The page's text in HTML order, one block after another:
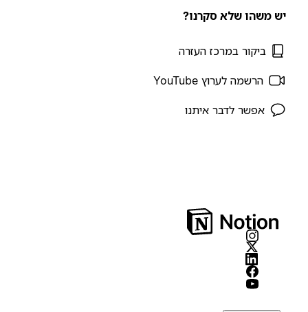
יש משהו שלא סקרנו?
ביקור במרכז העזרה
הרשמה לערוץ YouTube
אפשר לדבר איתנו